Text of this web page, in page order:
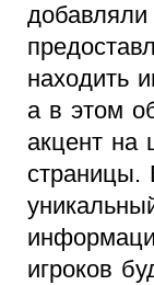
находить
а в этом
акцент на
страницы.
игроков